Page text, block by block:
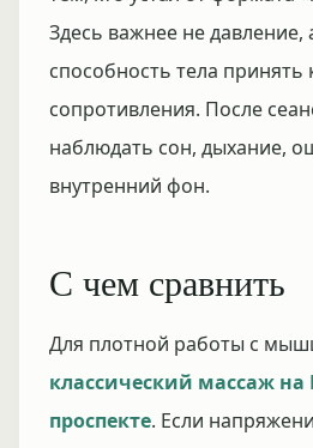
Здесь важнее не давление,
способность тела принять
сопротивления. После
наблюдать сон, дыхание,
внутренний фон.
С чем сравнить
Для плотной работы с
классический массаж
проспекте. Если